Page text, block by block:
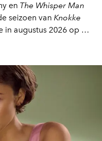
en The Whisper Man
seizoen van Knokke
in augustus 2026 op de